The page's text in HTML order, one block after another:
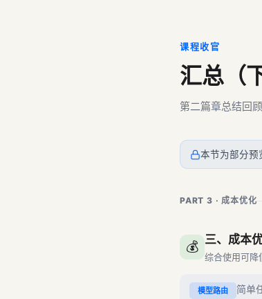
课程收官
汇总（
第二篇章总结回
本节为部分预
PART 3 · 成本优化
💰 三、成本
综合使用可
模型路由 简单